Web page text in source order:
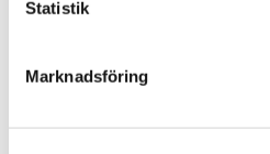
Statistik
Marknadsföring